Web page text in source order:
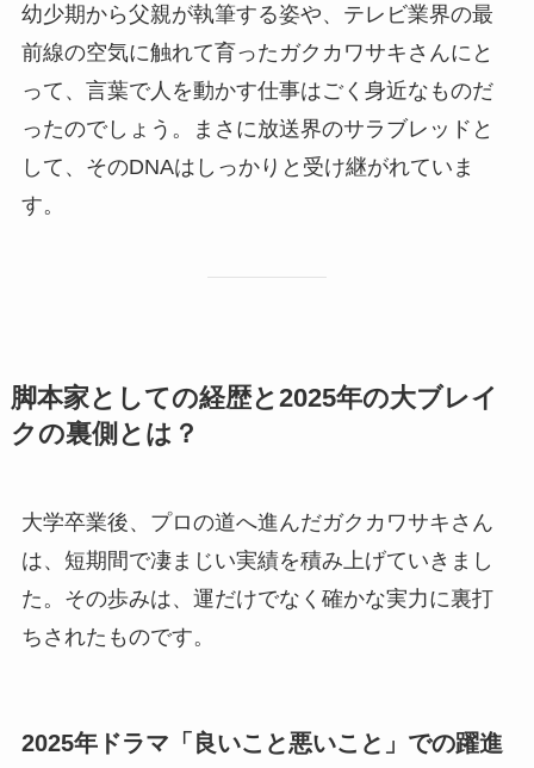
幼少期から父親が執筆する姿や、テレビ業界の最
前線の空気に触れて育ったガクカワサキさんにと
って、言葉で人を動かす仕事はごく身近なものだ
ったのでしょう。まさに放送界のサラブレッドと
して、そのDNAはしっかりと受け継がれていま
す。
脚本家としての経歴と2025年の大ブレイ
クの裏側とは？
大学卒業後、プロの道へ進んだガクカワサキさん
は、短期間で凄まじい実績を積み上げていきまし
た。その歩みは、運だけでなく確かな実力に裏打
ちされたものです。
2025年ドラマ「良いこと悪いこと」での躍進